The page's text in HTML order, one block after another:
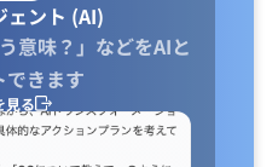
ェント (AI)
意味？」などをAIと
できます
見る